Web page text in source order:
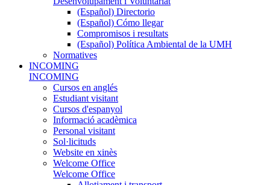
(Español) Directorio
(Español) Cómo llegar
Compromisos i resultats
(Español) Política Ambiental de la UMH
Normatives
INCOMING
INCOMING
Cursos en anglés
Estudiant visitant
Cursos d'espanyol
Informació acadèmica
Personal visitant
Sol·licituds
Website en xinès
Welcome Office
Welcome Office